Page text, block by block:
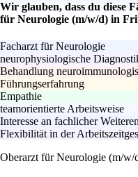
Wir glauben, dass du diese
für Neurologie (m/w/d) in
Facharzt für Neurologie
neurophysiologische
Behandlung
Führungserfahrung
Empathie
teamorientierte Arbeitsweise
Interesse an fachlicher
Flexibilität in der
Oberarzt für Neurologie (m/w/